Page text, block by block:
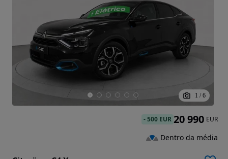
1 / 6
-500 EUR 20 990 EUR
Dentro da média